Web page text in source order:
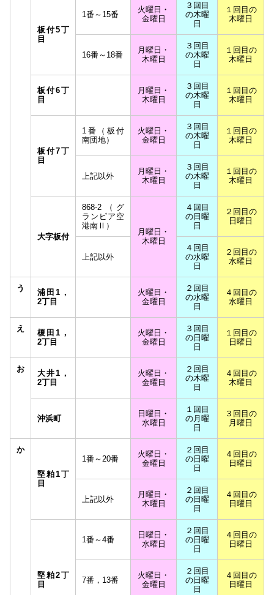
板付5丁
目
1番～15番
火曜日・
金曜日
３回目
の木曜
日
１回目の
木曜日
16番～18番
月曜日・
木曜日
３回目
の木曜
日
１回目の
木曜日
板付6丁
目
月曜日・
木曜日
３回目
の木曜
日
１回目の
木曜日
板付7丁
目
1番（板付
南団地）
火曜日・
金曜日
３回目
の木曜
日
１回目の
木曜日
上記以外
月曜日・
木曜日
３回目
の木曜
日
１回目の
木曜日
大字板付
868-2（グ
ランピア空
港南Ⅱ）
月曜日・
木曜日
４回目
の日曜
日
２回目の
日曜日
上記以外
４回目
の水曜
日
２回目の
水曜日
う
浦田1，
2丁目
火曜日・
金曜日
２回目
の水曜
日
４回目の
水曜日
え
榎田1，
2丁目
火曜日・
金曜日
３回目
の日曜
日
１回目の
日曜日
お
大井1，
2丁目
火曜日・
金曜日
２回目
の木曜
日
４回目の
木曜日
沖浜町
日曜日・
水曜日
１回目
の月曜
日
３回目の
月曜日
か
堅粕1丁
目
1番～20番
火曜日・
金曜日
２回目
の日曜
日
４回目の
日曜日
上記以外
月曜日・
木曜日
２回目
の日曜
日
４回目の
日曜日
堅粕2丁
目
1番～4番
日曜日・
水曜日
２回目
の日曜
日
４回目の
日曜日
7番，13番
火曜日・
金曜日
２回目
の日曜
日
４回目の
日曜日